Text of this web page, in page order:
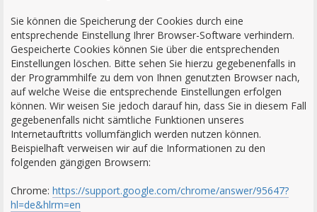
Sie können die Speicherung der Cookies durch eine
entsprechende Einstellung Ihrer Browser-Software verhindern.
Gespeicherte Cookies können Sie über die entsprechenden
Einstellungen löschen. Bitte sehen Sie hierzu gegebenenfalls in
der Programmhilfe zu dem von Ihnen genutzten Browser nach,
auf welche Weise die entsprechende Einstellungen erfolgen
können. Wir weisen Sie jedoch darauf hin, dass Sie in diesem Fall
gegebenenfalls nicht sämtliche Funktionen unseres
Internetauftritts vollumfänglich werden nutzen können.
Beispielhaft verweisen wir auf die Informationen zu den
folgenden gängigen Browsern:
Chrome: https://support.google.com/chrome/answer/95647?
hl=de&hlrm=en